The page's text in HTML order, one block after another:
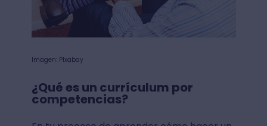
Imagen: PIxabay
¿Qué es un currículum por
competencias?